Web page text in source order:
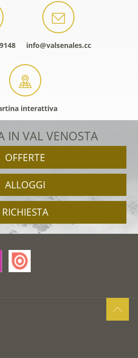
info@valsenales.cc
interattiva
IN VAL VENOSTA
OFFERTE
ALLOGGI
RICHIESTA